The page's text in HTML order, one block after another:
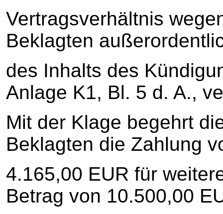
Vertragsverhältnis
Beklagten
des Inhalts des
Anlage K1, Bl. 5 d. A.,
Mit der Klage begehrt
Beklagten die Zahlung
4.165,00 EUR für
Betrag von 10.500,00